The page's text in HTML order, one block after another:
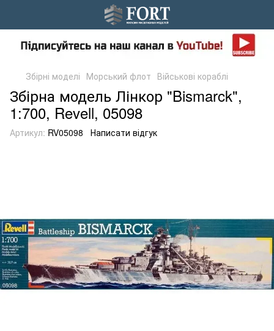
Збірні моделі Морський флот Військові кораблі
Збірна модель Лінкор "Bismarck",
1:700, Revell, 05098
Артикул: RV05098 Написати відгук